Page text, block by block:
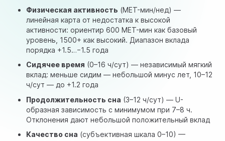
Физическая активность (MET-мин/нед) —
линейная карта от недостатка к высокой
активности: ориентир 600 MET-мин как базовый
уровень, 1500+ как высокий. Диапазон вклада
порядка +1.5…−1.5 года
Сидячее время (0–16 ч/сут) — независимый мягкий
вклад: меньше сидим — небольшой минус лет, 10–12
ч/сут — до +1.2 года
Продолжительность сна (3–12 ч/сут) — U-
образная зависимость с минимумом при 7–8 ч.
Отклонения дают небольшой положительный вклад
Качество сна (субъективная шкала 0–10) —